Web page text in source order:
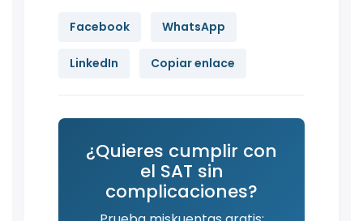
Facebook WhatsApp
LinkedIn Copiar enlace
¿Quieres cumplir con
el SAT sin
complicaciones?